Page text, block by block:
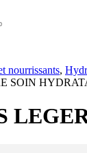
nourrissants,
SOIN